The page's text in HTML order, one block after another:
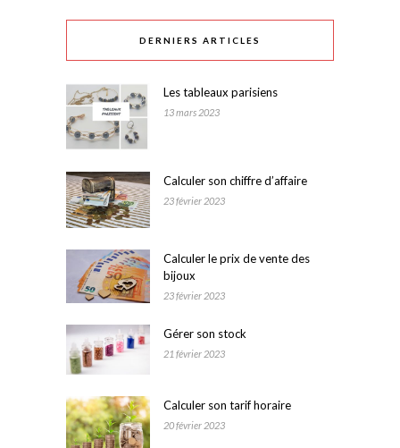
DERNIERS ARTICLES
Les tableaux parisiens
13 mars 2023
Calculer son chiffre d’affaire
23 février 2023
Calculer le prix de vente des
bijoux
23 février 2023
Gérer son stock
21 février 2023
Calculer son tarif horaire
20 février 2023